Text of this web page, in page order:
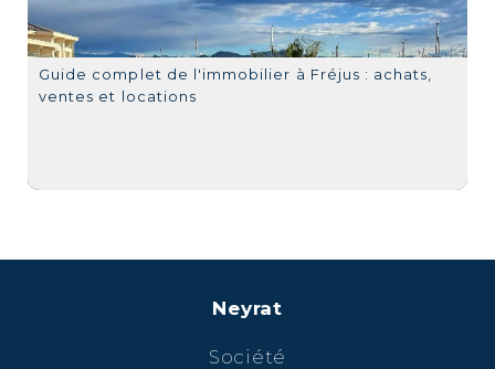
Guide complet de l'immobilier à Fréjus : achats,
ventes et locations
Neyrat
Société